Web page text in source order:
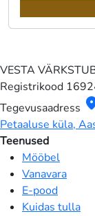
VESTA
Registrikood
Tegevusaadress
Petaaluse küla,
Teenused
Mööbel
Vanavara
E-pood
Kuidas tulla